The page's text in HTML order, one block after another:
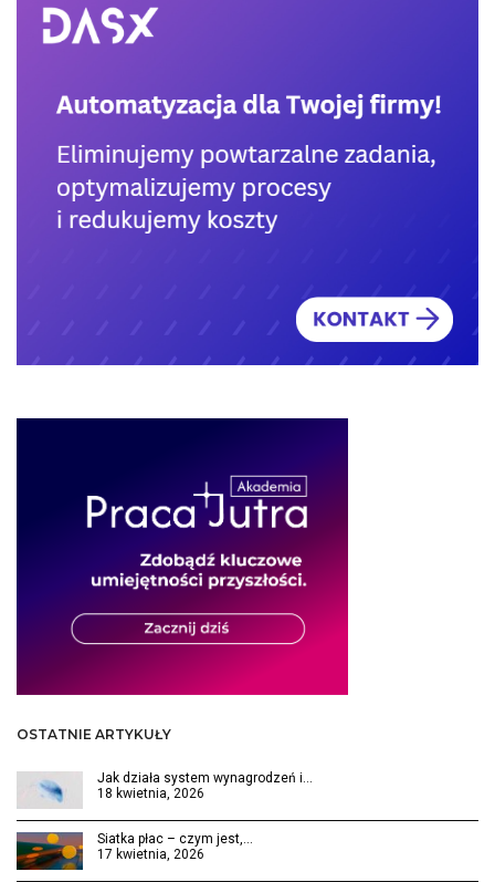
OSTATNIE ARTYKUŁY
Jak działa system wynagrodzeń i…
18 kwietnia, 2026
Siatka płac – czym jest,…
17 kwietnia, 2026